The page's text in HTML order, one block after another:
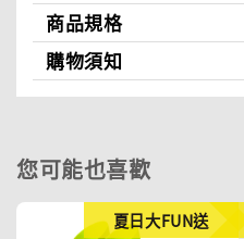
商品規格
購物須知
您可能也喜歡
夏日大FUN送